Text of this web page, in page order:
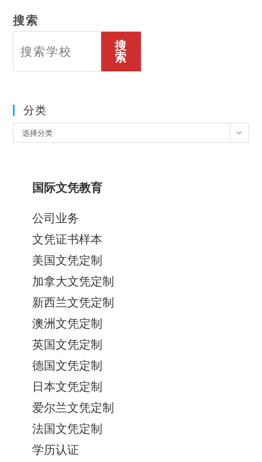
搜索
搜
索
分类
类
选择分类
国际文凭教育
公司业务
文凭证书样本
美国文凭定制
加拿大文凭定制
新西兰文凭定制
澳洲文凭定制
英国文凭定制
德国文凭定制
日本文凭定制
爱尔兰文凭定制
法国文凭定制
学历认证